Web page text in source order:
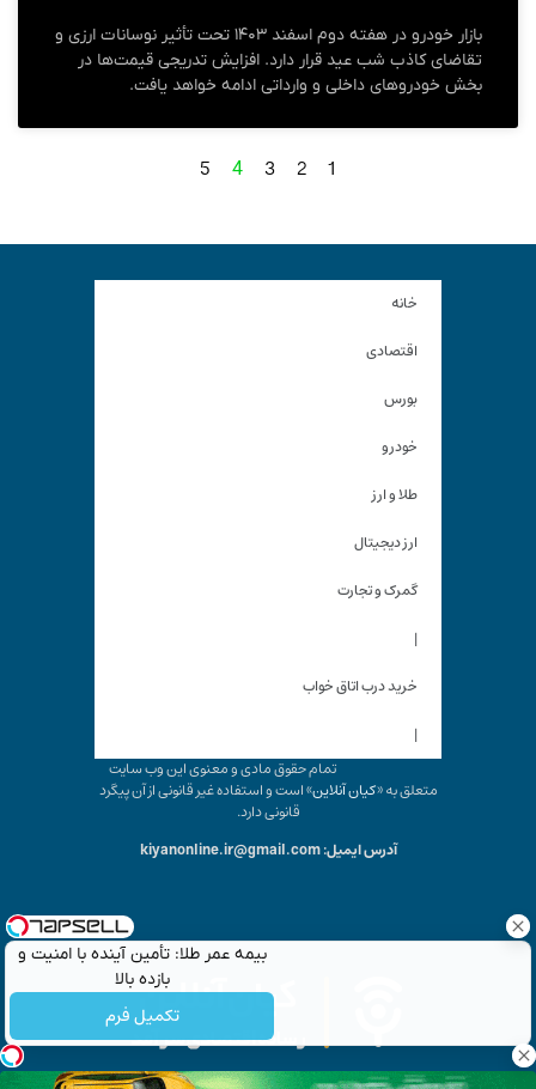
بیمه عمر طلا: تأمین آینده با امنیت و
بازده بالا
تکمیل فرم
بازار خودرو در هفته دوم اسفند ۱۴۰۳ تحت تأثیر نوسانات ارزی و
تقاضای کاذب شب عید قرار دارد. افزایش تدریجی قیمت‌ها در
بخش خودروهای داخلی و وارداتی ادامه خواهد یافت.
1
2
3
4
5
خانه
اقتصادی
بورس
خودرو
طلا و ارز
ارز دیجیتال
گمرک و تجارت
|
خرید درب اتاق خواب
|
تمام حقوق مادی و معنوی این وب سایت
متعلق به «کیان آنلاین» است و استفاده غیر قانونی از آن پیگرد
قانونی دارد.
آدرس ایمیل: kiyanonline.ir@gmail.com